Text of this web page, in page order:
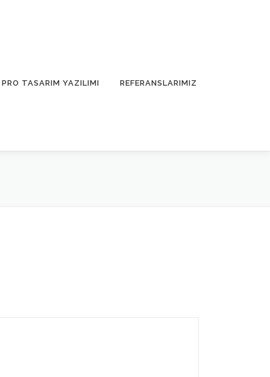
TASARIM YAZILIMI REFERANSLARIMIZ